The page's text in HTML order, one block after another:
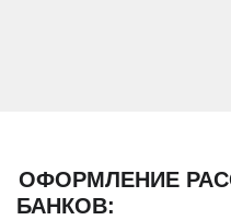
ОФОРМЛЕНИЕ
БАНКОВ: